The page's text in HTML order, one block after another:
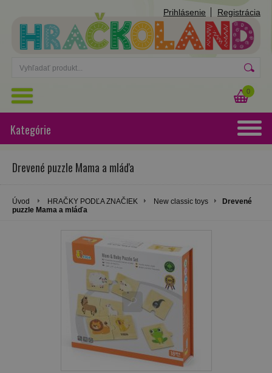
Prihlásenie Registrácia
0
Kategórie
Drevené puzzle Mama a mláďa
Úvod HRAČKY PODĽA ZNAČIEK New classic toys
Drevené
puzzle Mama a mláďa